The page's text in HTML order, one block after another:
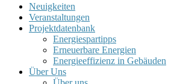
Neuigkeiten
Veranstaltungen
Projektdatenbank
Energiespartipps
Erneuerbare Energien
Energieeffizienz in Gebäuden
Über Uns